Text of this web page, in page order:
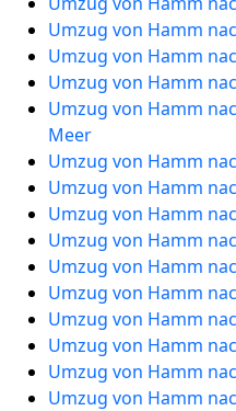
Umzug von Hamm
Umzug von Hamm
Umzug von Hamm
Umzug von Hamm
Meer
Umzug von Hamm
Umzug von Hamm
Umzug von Hamm
Umzug von Hamm
Umzug von Hamm
Umzug von Hamm
Umzug von Hamm
Umzug von Hamm
Umzug von Hamm
Umzug von Hamm